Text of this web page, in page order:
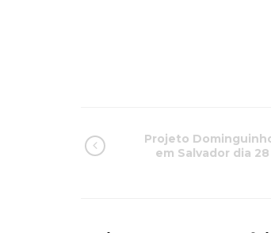
Projeto
em Salvador dia